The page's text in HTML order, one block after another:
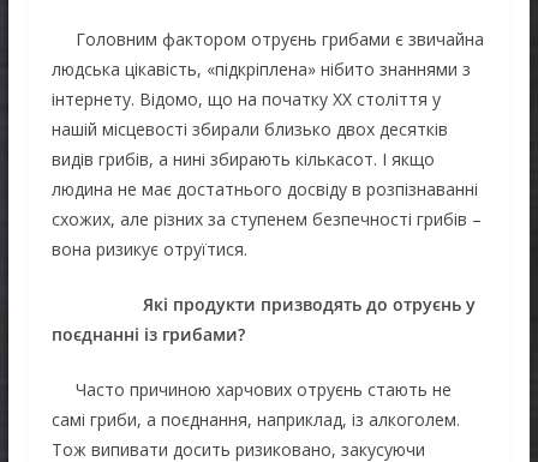
Головним фактором отруєнь грибами є звичайна
людська цікавість, «підкріплена» нібито знаннями з
інтернету. Відомо, що на початку ХХ століття у
нашій місцевості збирали близько двох десятків
видів грибів, а нині збирають кількасот. І якщо
людина не має достатнього досвіду в розпізнаванні
схожих, але різних за ступенем безпечності грибів –
вона ризикує отруїтися.
Які продукти призводять до отруєнь у
поєднанні із грибами?
Часто причиною харчових отруєнь стають не
самі гриби, а поєднання, наприклад, із алкоголем.
Тож випивати досить ризиковано, закусуючи